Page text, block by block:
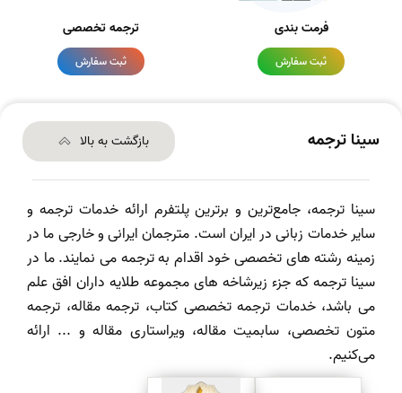
فرمت بندی
ثبت سفارش
ترجمه تخصصی
ثبت سفارش
سینا ترجمه بازگشت به بالا
سینا ترجمه، جامع‌ترین و برترین پلتفرم ارائه خدمات ترجمه و
سایر خدمات زبانی در ایران است. مترجمان ایرانی و خارجی ما در
زمینه رشته های تخصصی خود اقدام به ترجمه می نمایند. ما در
سینا ترجمه که جزء زیرشاخه های مجموعه طلایه داران افق علم
می باشد، خدمات ترجمه تخصصی کتاب، ترجمه مقاله، ترجمه
متون تخصصی، سابمیت مقاله، ویراستاری مقاله و ... ارائه
می‌کنیم.